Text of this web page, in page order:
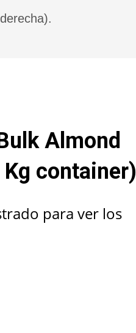
Almond
container)
para ver los